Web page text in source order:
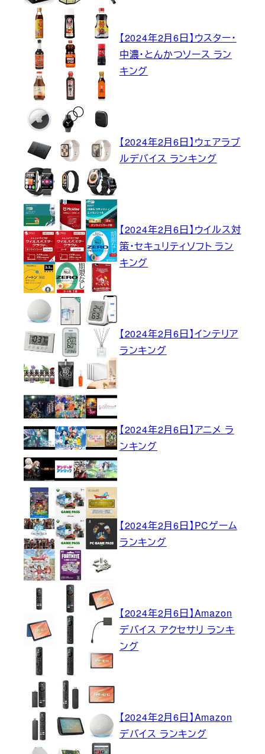
【2024年2月6日】ウスター・
中濃・とんかつソース ラン
キング
【2024年2月6日】ウェアラブ
ルデバイス ランキング
【2024年2月6日】ウイルス対
策・セキュリティソフト ラン
キング
【2024年2月6日】インテリア
ランキング
【2024年2月6日】アニメ ラ
ンキング
【2024年2月6日】PCゲーム
ランキング
【2024年2月6日】Amazon
デバイス アクセサリ ランキ
ング
【2024年2月6日】Amazon
デバイス ランキング